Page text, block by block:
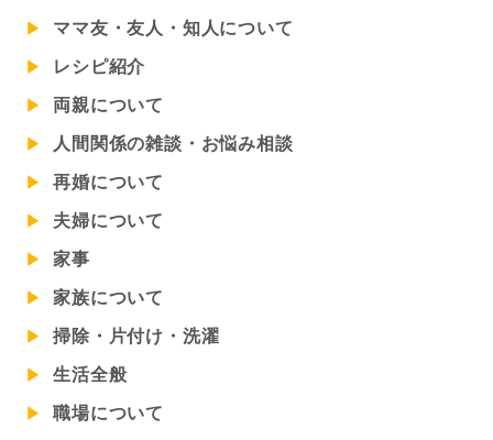
ママ友・友人・知人について
レシピ紹介
両親について
人間関係の雑談・お悩み相談
再婚について
夫婦について
家事
家族について
掃除・片付け・洗濯
生活全般
職場について